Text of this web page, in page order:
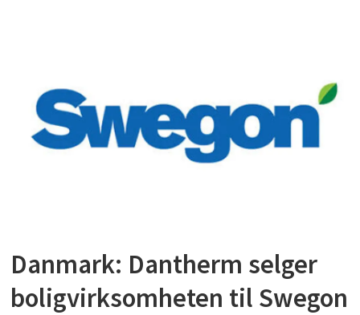
Danmark: Dantherm selger
boligvirksomheten til Swegon